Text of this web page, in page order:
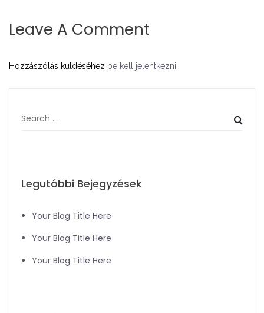
Leave A Comment
Hozzászólás küldéséhez be kell jelentkezni
Legutóbbi Bejegyzések
Your Blog Title Here
Your Blog Title Here
Your Blog Title Here